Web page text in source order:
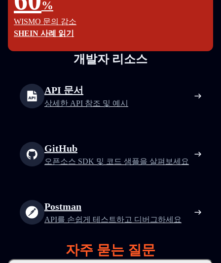
%
WISMO 문의 감소
SHEIN 사례 읽기
개발자 리소스
API 문서
상세한 API 참조 및 예시
GitHub
오픈소스 SDK 및 코드 샘플을 살펴보세요
Postman
API를 손쉽게 테스트하고 디버그하세요
자주 묻는 질문